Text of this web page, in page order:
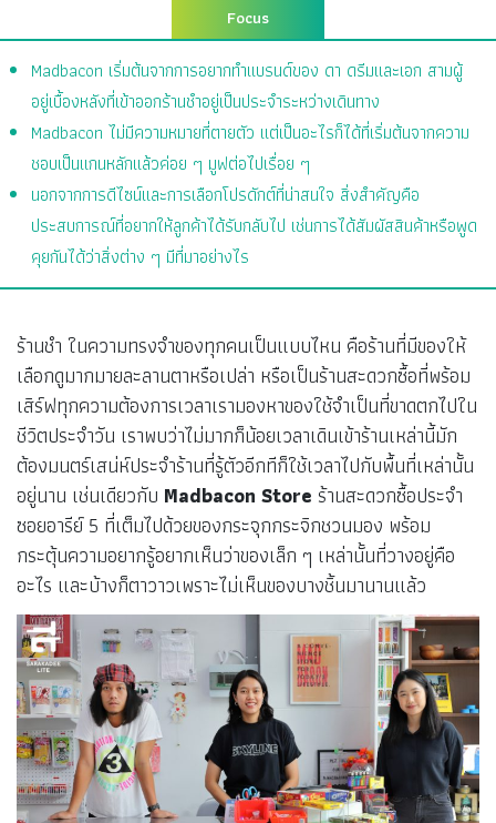
Focus
Madbacon เริ่มต้นจากการอยากทำแบรนด์ของ ดา ดรีมและเอก สามผู้
อยู่เบื้องหลังที่เข้าออกร้านชำอยู่เป็นประจำระหว่างเดินทาง
Madbacon ไม่มีความหมายที่ตายตัว แต่เป็นอะไรก็ได้ที่เริ่มต้นจากความ
ชอบเป็นแกนหลักแล้วค่อย ๆ มูฟต่อไปเรื่อย ๆ
นอกจากการดีไซน์และการเลือกโปรดักต์ที่น่าสนใจ สิ่งสำคัญคือ
ประสบการณ์ที่อยากให้ลูกค้าได้รับกลับไป เช่นการได้สัมผัสสินค้าหรือพูด
คุยกันได้ว่าสิ่งต่าง ๆ มีที่มาอย่างไร
ร้านชำ ในความทรงจำของทุกคนเป็นแบบไหน คือร้านที่มีของให้
เลือกดูมากมายละลานตาหรือเปล่า หรือเป็นร้านสะดวกซื้อที่พร้อม
เสิร์ฟทุกความต้องการเวลาเรามองหาของใช้จำเป็นที่ขาดตกไปใน
ชีวิตประจำวัน เราพบว่าไม่มากก็น้อยเวลาเดินเข้าร้านเหล่านี้มัก
ต้องมนตร์เสน่ห์ประจำร้านที่รู้ตัวอีกทีก็ใช้เวลาไปกับพื้นที่เหล่านั้น
อยู่นาน เช่นเดียวกับ Madbacon Store ร้านสะดวกซื้อประจำ
ซอยอารีย์ 5 ที่เต็มไปด้วยของกระจุกกระจิกชวนมอง พร้อม
กระตุ้นความอยากรู้อยากเห็นว่าของเล็ก ๆ เหล่านั้นที่วางอยู่คือ
อะไร และบ้างก็ตาวาวเพราะไม่เห็นของบางชิ้นมานานแล้ว